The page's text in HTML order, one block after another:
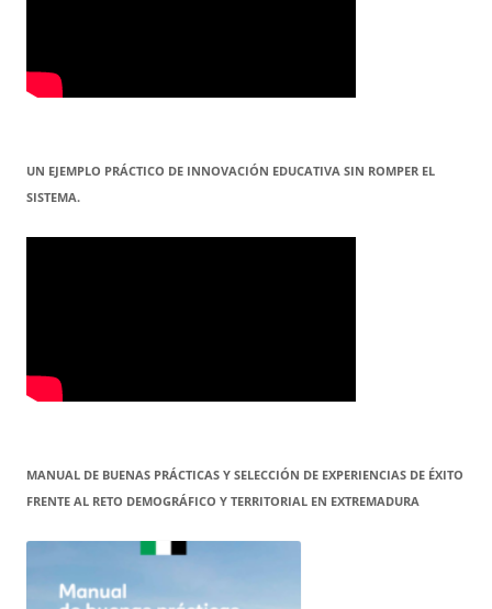
UN EJEMPLO PRÁCTICO DE INNOVACIÓN EDUCATIVA SIN ROMPER EL
SISTEMA.
MANUAL DE BUENAS PRÁCTICAS Y SELECCIÓN DE EXPERIENCIAS DE ÉXITO
FRENTE AL RETO DEMOGRÁFICO Y TERRITORIAL EN EXTREMADURA